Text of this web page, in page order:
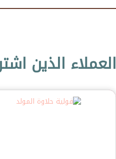
العملاء الذين